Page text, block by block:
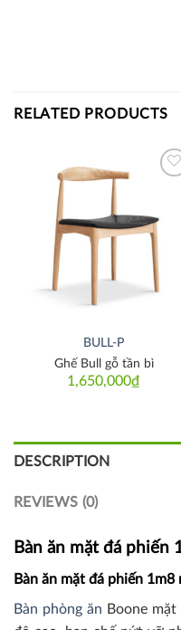
RELATED PRODUCTS
BULL-P
1,650,000₫
Ghế Bull gỗ tần bì
DESCRIPTION
REVIEWS (0)
Bàn ăn mặt đá phiến
Bàn ăn mặt đá phiến 1m8
Bàn phòng ăn Boone